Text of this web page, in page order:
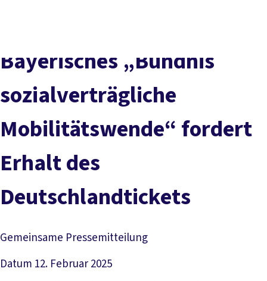
Service
Bayerisches „Bündnis
sozialverträgliche
Mobilitätswende“ fordert
Erhalt des
Deutschlandtickets
Gemeinsame Pressemitteilung
Datum 12. Februar 2025